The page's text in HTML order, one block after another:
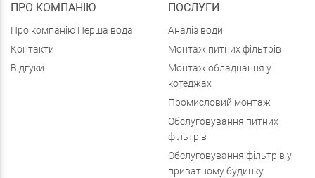
ПРО КОМПАНІЮ
Про компанію Перша вода
Контакти
Відгуки
ПОСЛУГИ
Аналіз води
Монтаж питних фільтрів
Монтаж обладнання у
котеджах
Промисловий монтаж
Обслуговування питних
фільтрів
Обслуговування фільтрів у
приватному будинку